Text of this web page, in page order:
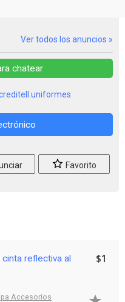
Ver todos los anuncios »
chatear
Favorito
reflectiva al
Accesorios
$1